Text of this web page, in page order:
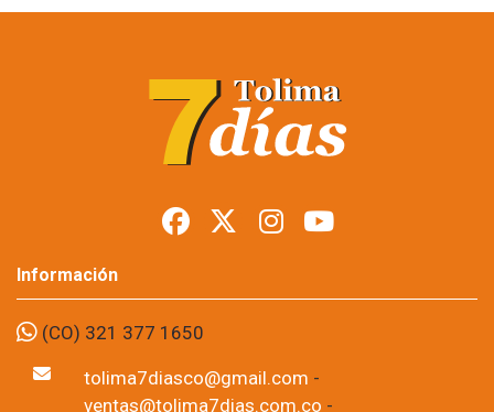
personas cerraron la
Semana del
Campesino en Ibagué
Foto: suministrada a Tolima7Días.
11 de Jun, 2026